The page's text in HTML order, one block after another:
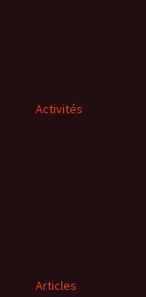
Activités
Articles